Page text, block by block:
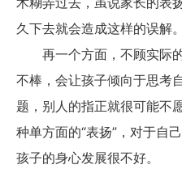
久下去就会造成这样的误解。
再一个方面，不顾实际的
不棒，会让孩子倾向于思考
题，别人的指正就很可能不
种单方面的“表扬”，对于自
孩子的身心发展很不好。